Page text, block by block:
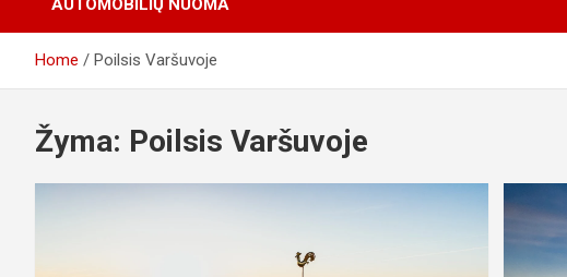
AUTOMOBILIŲ NUOMA
Home Poilsis Varšuvoje
Žyma: Poilsis Varšuvoje